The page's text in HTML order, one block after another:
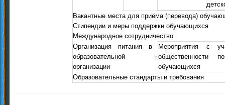
Вакантные места для приёма (перевода)
Стипендии и меры поддержки обучающихся
Международное сотрудничество
Организация питания в
образовательной
организации
Мероприятия с
общественности
обучающихся
Образовательные стандарты и требования